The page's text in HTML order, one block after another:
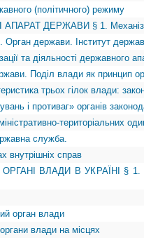
(політичного) режиму
АПАРАТ ДЕРЖАВИ § 1.
Орган держави. Інститут
та діяльності державного
Поділ влади як принцип
трьох гілок влади:
і противаг» органів
територіальних
служба.
внутрішніх справ
ВЛАДИ В УКРАЇНІ § 1.
орган влади
влади на місцях